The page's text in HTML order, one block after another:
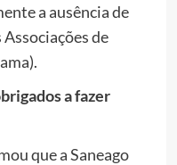
a ausência de
de
a fazer
que a Saneago